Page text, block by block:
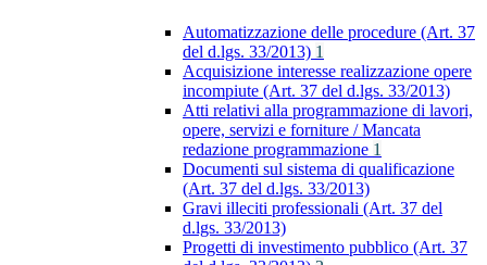
Automatizzazione delle procedure (Art. 37
del d.lgs. 33/2013) 1
Acquisizione interesse realizzazione opere
incompiute (Art. 37 del d.lgs. 33/2013)
Atti relativi alla programmazione di lavori,
opere, servizi e forniture / Mancata
redazione programmazione 1
Documenti sul sistema di qualificazione
(Art. 37 del d.lgs. 33/2013)
Gravi illeciti professionali (Art. 37 del
d.lgs. 33/2013)
Progetti di investimento pubblico (Art. 37